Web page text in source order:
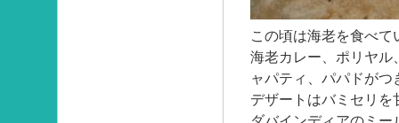
この頃は海老を食べて
海老カレー、ポリヤル
ャパティ、パパドがつ
デザートはバミセリを